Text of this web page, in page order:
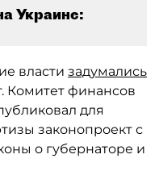
Украине:
власти задумались
Комитет финансов
для
законопроект с
о губернаторе и